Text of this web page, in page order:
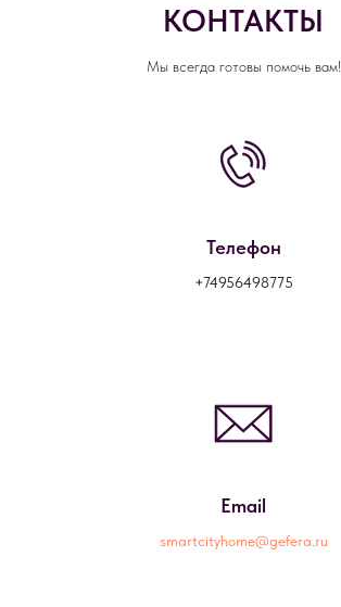
КОНТАКТЫ
Мы всегда готовы помочь вам!
Телефон
+74956498775
Email
smartcityhome@gefera.ru